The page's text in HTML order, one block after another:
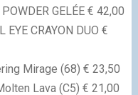
GELÉE € 42,00
EYE CRAYON DUO €
Mirage (68) € 23,50
Lava (C5) € 21,00